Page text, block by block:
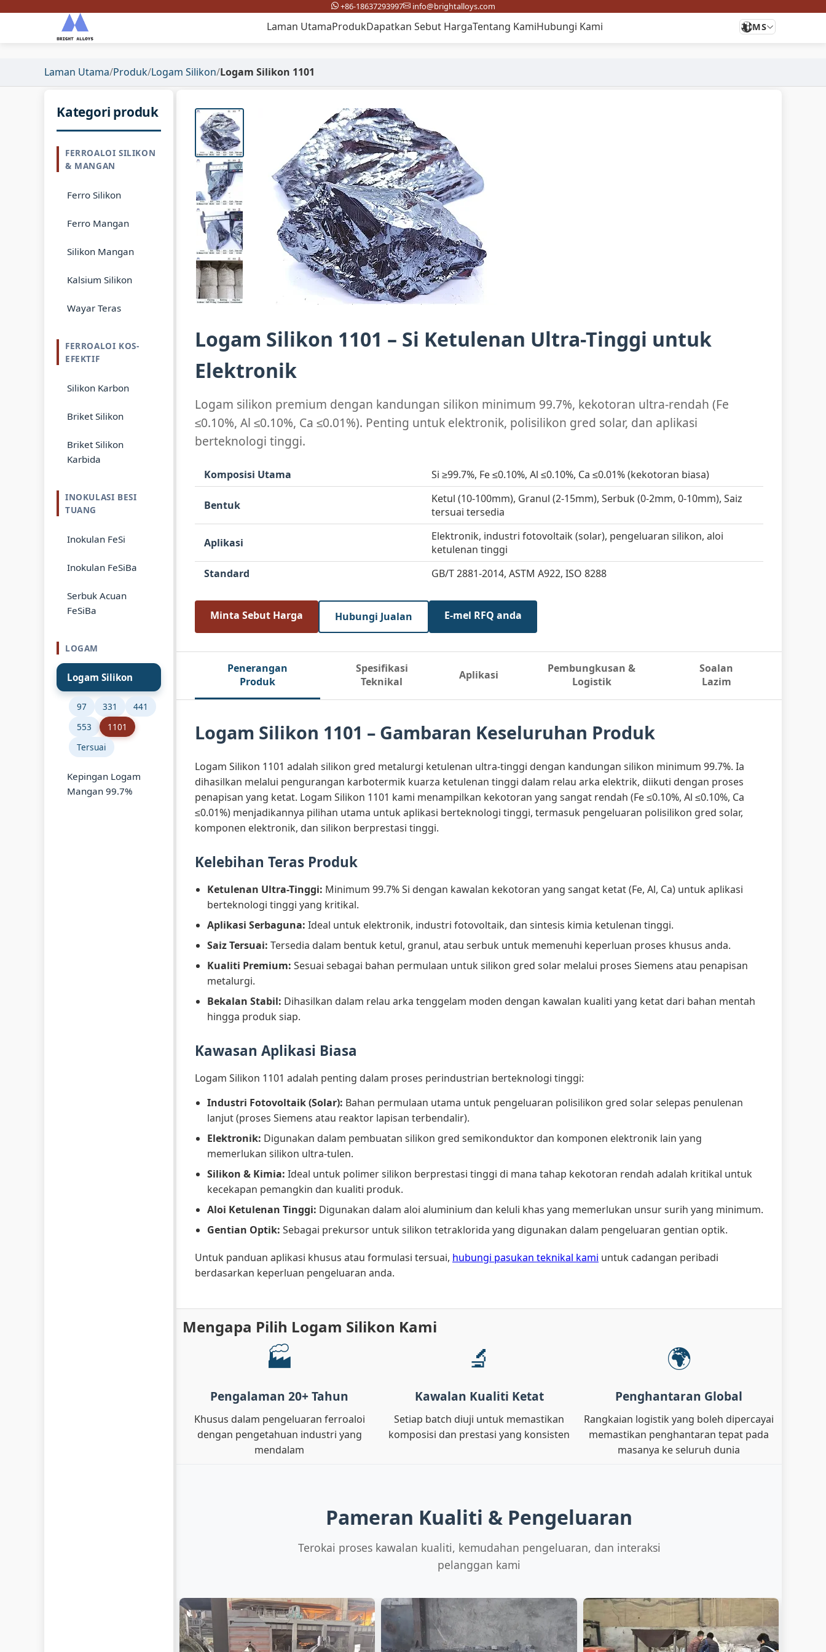
+86-18637293997 info@brightalloys.com
Laman UtamaProdukDapatkan Sebut HargaTentang KamiHubungi Kami MS
Laman Utama/Produk/Logam Silikon/Logam Silikon 1101
Kategori produk
FERROALOI SILIKON
& MANGAN
Ferro Silikon
Ferro Mangan
Silikon Mangan
Kalsium Silikon
Wayar Teras
FERROALOI KOS-
EFEKTIF
Silikon Karbon
Briket Silikon
Briket Silikon
Karbida
INOKULASI BESI
TUANG
Inokulan FeSi
Inokulan FeSiBa
Serbuk Acuan
FeSiBa
LOGAM
Logam Silikon
97 331
441
553
1101
Tersuai
Kepingan Logam
Mangan 99.7%
Logam Silikon 1101 – Si Ketulenan Ultra-Tinggi untuk
Elektronik
Logam silikon premium dengan kandungan silikon minimum 99.7%, kekotoran ultra-rendah (Fe
≤0.10%, Al ≤0.10%, Ca ≤0.01%). Penting untuk elektronik, polisilikon gred solar, dan aplikasi
berteknologi tinggi.
Komposisi Utama Si ≥99.7%, Fe ≤0.10%, Al ≤0.10%, Ca ≤0.01% (kekotoran biasa)
Bentuk
Ketul (10-100mm), Granul (2-15mm), Serbuk (0-2mm, 0-10mm), Saiz
tersuai tersedia
Aplikasi
Elektronik, industri fotovoltaik (solar), pengeluaran silikon, aloi
ketulenan tinggi
Standard
GB/T 2881-2014, ASTM A922, ISO 8288
Minta Sebut Harga Hubungi Jualan E-mel RFQ anda
Penerangan
Produk
Spesifikasi
Teknikal
Aplikasi
Pembungkusan &
Logistik
Soalan
Lazim
Logam Silikon 1101 – Gambaran Keseluruhan Produk
Logam Silikon 1101 adalah silikon gred metalurgi ketulenan ultra-tinggi dengan kandungan silikon minimum 99.7%. Ia
dihasilkan melalui pengurangan karbotermik kuarza ketulenan tinggi dalam relau arka elektrik, diikuti dengan proses
penapisan yang ketat. Logam Silikon 1101 kami menampilkan kekotoran yang sangat rendah (Fe ≤0.10%, Al ≤0.10%, Ca
≤0.01%) menjadikannya pilihan utama untuk aplikasi berteknologi tinggi, termasuk pengeluaran polisilikon gred solar,
komponen elektronik, dan silikon berprestasi tinggi.
Kelebihan Teras Produk
Ketulenan Ultra-Tinggi: Minimum 99.7% Si dengan kawalan kekotoran yang sangat ketat (Fe, Al, Ca) untuk aplikasi
berteknologi tinggi yang kritikal.
Aplikasi Serbaguna: Ideal untuk elektronik, industri fotovoltaik, dan sintesis kimia ketulenan tinggi.
Saiz Tersuai: Tersedia dalam bentuk ketul, granul, atau serbuk untuk memenuhi keperluan proses khusus anda.
Kualiti Premium: Sesuai sebagai bahan permulaan untuk silikon gred solar melalui proses Siemens atau penapisan
metalurgi.
Bekalan Stabil: Dihasilkan dalam relau arka tenggelam moden dengan kawalan kualiti yang ketat dari bahan mentah
hingga produk siap.
Kawasan Aplikasi Biasa
Logam Silikon 1101 adalah penting dalam proses perindustrian berteknologi tinggi:
Industri Fotovoltaik (Solar): Bahan permulaan utama untuk pengeluaran polisilikon gred solar selepas penulenan
lanjut (proses Siemens atau reaktor lapisan terbendalir).
Elektronik: Digunakan dalam pembuatan silikon gred semikonduktor dan komponen elektronik lain yang
memerlukan silikon ultra-tulen.
Silikon & Kimia: Ideal untuk polimer silikon berprestasi tinggi di mana tahap kekotoran rendah adalah kritikal untuk
kecekapan pemangkin dan kualiti produk.
Aloi Ketulenan Tinggi: Digunakan dalam aloi aluminium dan keluli khas yang memerlukan unsur surih yang minimum.
Gentian Optik: Sebagai prekursor untuk silikon tetraklorida yang digunakan dalam pengeluaran gentian optik.
Untuk panduan aplikasi khusus atau formulasi tersuai, hubungi pasukan teknikal kami untuk cadangan peribadi
berdasarkan keperluan pengeluaran anda.
Mengapa Pilih Logam Silikon Kami
🏭
Pengalaman 20+ Tahun
Khusus dalam pengeluaran ferroaloi
dengan pengetahuan industri yang
mendalam
🔬
Kawalan Kualiti Ketat
Setiap batch diuji untuk memastikan
komposisi dan prestasi yang konsisten
🌍
Penghantaran Global
Rangkaian logistik yang boleh dipercayai
memastikan penghantaran tepat pada
masanya ke seluruh dunia
Pameran Kualiti & Pengeluaran
Terokai proses kawalan kualiti, kemudahan pengeluaran, dan interaksi
pelanggan kami